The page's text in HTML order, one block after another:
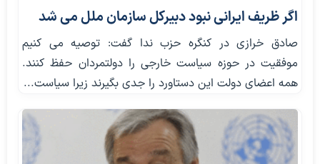
اگر ظریف ایرانی نبود دبیرکل سازمان ملل می شد
صادق خرازی در کنگره حزب ندا گفت: توصیه می کنیم
موفقیت در حوزه سیاست خارجی را دولتمردان حفظ کنند.
همه اعضای دولت این دستاورد را جدی بگیرند زیرا سیاست...